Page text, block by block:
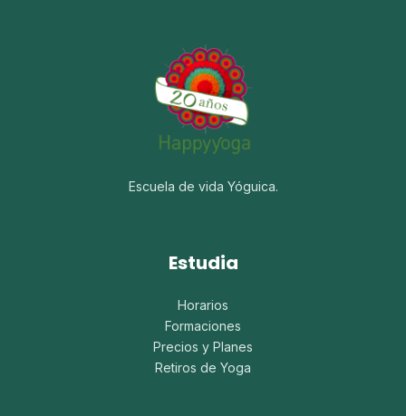
Escuela de vida Yóguica.
Estudia
Horarios
Formaciones
Precios y Planes
Retiros de Yoga